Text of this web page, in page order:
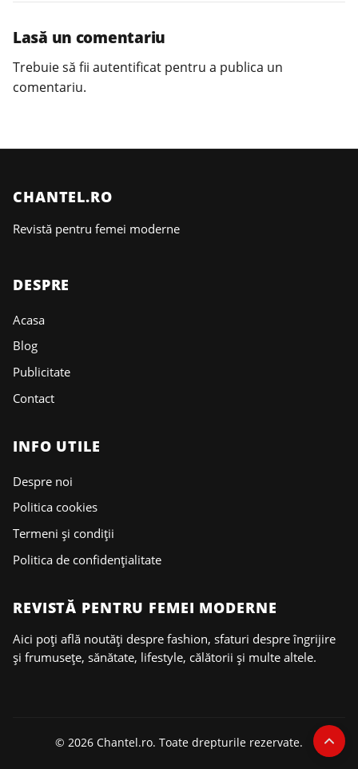
Lasă un comentariu
Trebuie să fii autentificat pentru a publica un
comentariu.
CHANTEL.RO
Revistă pentru femei moderne
DESPRE
Acasa
Blog
Publicitate
Contact
INFO UTILE
Despre noi
Politica cookies
Termeni și condiții
Politica de confidențialitate
REVISTĂ PENTRU FEMEI MODERNE
Aici poți află noutăți despre fashion, sfaturi despre îngrijire
și frumusețe, sănătate, lifestyle, călătorii și multe altele.
© 2026 Chantel.ro. Toate drepturile rezervate.